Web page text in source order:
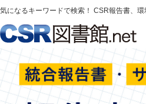
気になるキーワードで検索！ CSR報告書、